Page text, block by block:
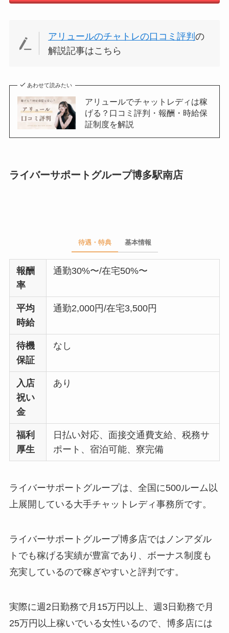
アリュールのチャトレの口コミ評判の
解説記事はこちら
あわせて読みたい
アリュールでチャットレディは稼
げる？口コミ評判・報酬・時給保
証制度を解説
ライバーサポートグループ博多駅南店
待遇・特典 基本情報
報酬
率
通勤30%〜/在宅50%〜
平均
時給
通勤2,000円/在宅3,500円
待機
保証
なし
入店
祝い
金
あり
福利
厚生
日払い対応、面接交通費支給、税務サ
ポート、宿泊可能、寮完備
ライバーサポートグループは、全国に500ルーム以
上展開している大手チャットレディ事務所です。
ライバーサポートグループ博多店ではノンアダル
トでも稼げる実績が豊富であり、ボーナス制度も
充実しているので稼ぎやすいと評判です。
実際に週2日勤務で月15万円以上、週3日勤務で月
25万円以上稼いでいる女性いるので、博多店には